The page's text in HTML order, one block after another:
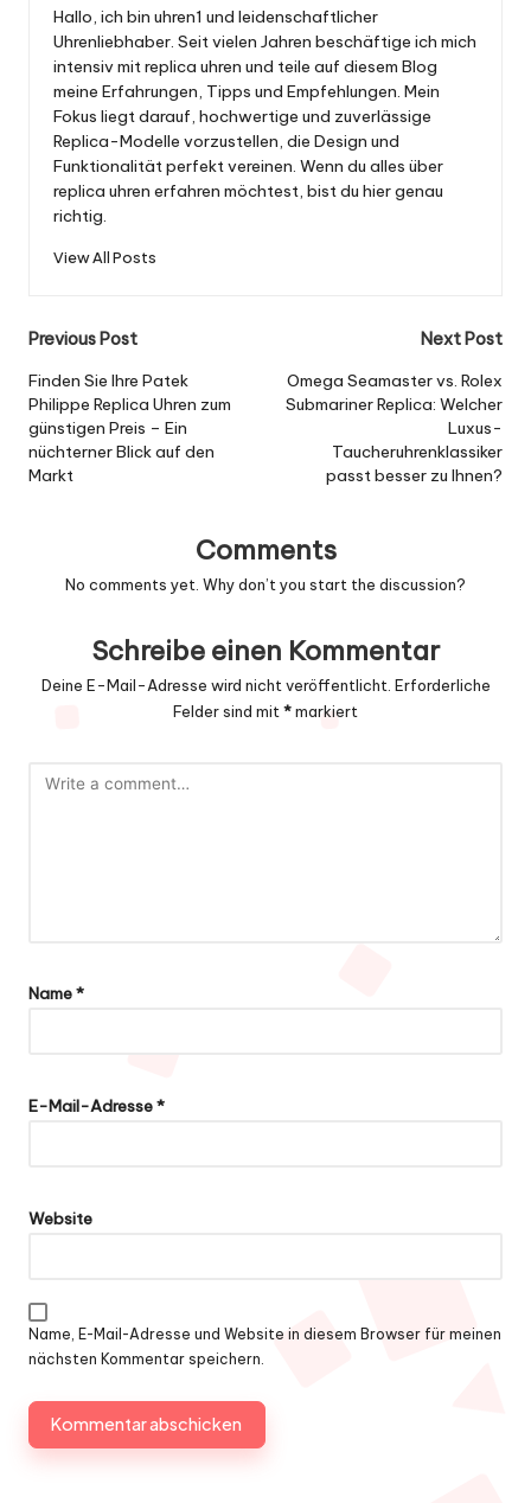
Hallo, ich bin uhren1 und leidenschaftlicher
Uhrenliebhaber. Seit vielen Jahren beschäftige ich mich
intensiv mit replica uhren und teile auf diesem Blog
meine Erfahrungen, Tipps und Empfehlungen. Mein
Fokus liegt darauf, hochwertige und zuverlässige
Replica-Modelle vorzustellen, die Design und
Funktionalität perfekt vereinen. Wenn du alles über
replica uhren erfahren möchtest, bist du hier genau
richtig.
View All Posts
Post
navigation
Previous Post
Finden Sie Ihre Patek
Philippe Replica Uhren zum
günstigen Preis – Ein
nüchterner Blick auf den
Markt
Next Post
Omega Seamaster vs. Rolex
Submariner Replica: Welcher
Luxus-
Taucheruhrenklassiker
passt besser zu Ihnen?
Comments
No comments yet. Why don’t you start the discussion?
Schreibe einen Kommentar
Deine E-Mail-Adresse wird nicht veröffentlicht. Erforderliche
Felder sind mit *markiert
Name*
E-Mail-Adresse*
Website
Name, E-Mail-Adresse und Website in diesem Browser für meinen
nächsten Kommentar speichern.